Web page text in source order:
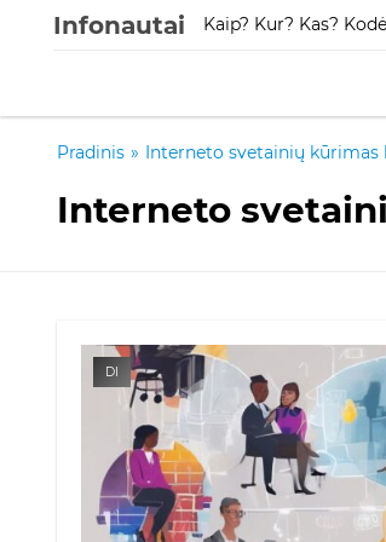
Infonautai Kaip? Kur? Kas?
Pradinis » Interneto svetainių kūrimas
Interneto
DI